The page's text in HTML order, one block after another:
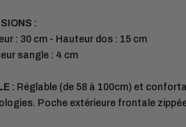
:
: 30 cm - Hauteur dos : 15 cm
sangle : 4 cm
: Réglable (de 58 à 100cm) et
Poche extérieure frontale